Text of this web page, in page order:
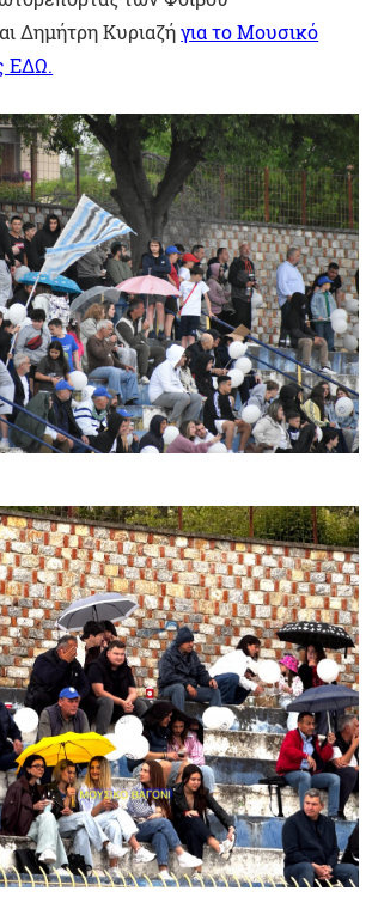
Δημήτρη Κυριαζήγια το Μουσικό
ΕΔΩ.